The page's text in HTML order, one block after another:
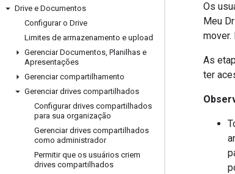
Drive e Documentos
Configurar o Drive
Limites de armazenamento e upload
Gerenciar Documentos, Planilhas e
Apresentações
Gerenciar compartilhamento
Gerenciar drives compartilhados
Configurar drives compartilhados
para sua organização
Gerenciar drives compartilhados
como administrador
Permitir que os usuários criem
drives compartilhados
Os
Meu
mover.
As
ter